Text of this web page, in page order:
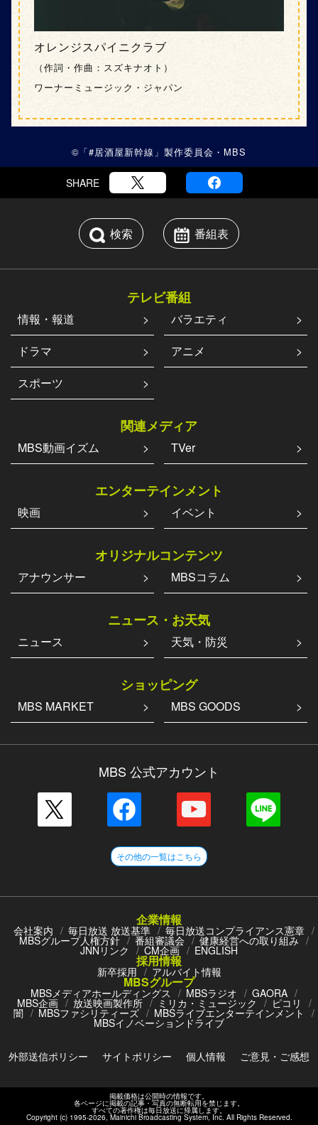
オレンジスパイニクラブ
（作詞・作曲：スズキナオト）
ワーナーミュージック・ジャパン
©「#居酒屋新幹線」製作委員会・MBS
SHARE
検索 番組表
テレビ番組
情報・報道
バラエティ
ドラマ
アニメ
スポーツ
関連メディア
MBS動画イズム TVer
エンターテインメント
映画 イベント
オリジナルコンテンツ
アナウンサー MBSコラム
ニュース・お天気
ニュース 天気・防災
ショッピング
MBS MARKET MBS GOODS
MBS 公式アカウント
その他の一覧はこちら
企業情報
会社案内 毎日放送 放送基準 毎日放送コンプライアンス憲章
MBSグループ人権方針 番組審議会 健康経営への取り組み
JNNリンク CM企画 ENGLISH
採用情報
新卒採用 アルバイト情報
MBSグループ
MBSメディアホールディングス MBSラジオ GAORA
MBS企画 放送映画製作所 ミリカ・ミュージック ピコリ
闇 MBSファシリティーズ MBSライブエンターテインメント
MBSイノベーションドライブ
外部送信ポリシー サイトポリシー 個人情報 ご意見・ご感想
掲載価格は公開時の情報です。
各ページに掲載の記事・写真の無断転用を禁じます。
すべての著作権は毎日放送に帰属します。
Copyright (c) 1995-2026, Mainichi Broadcasting System, Inc. All Rights Reserved.